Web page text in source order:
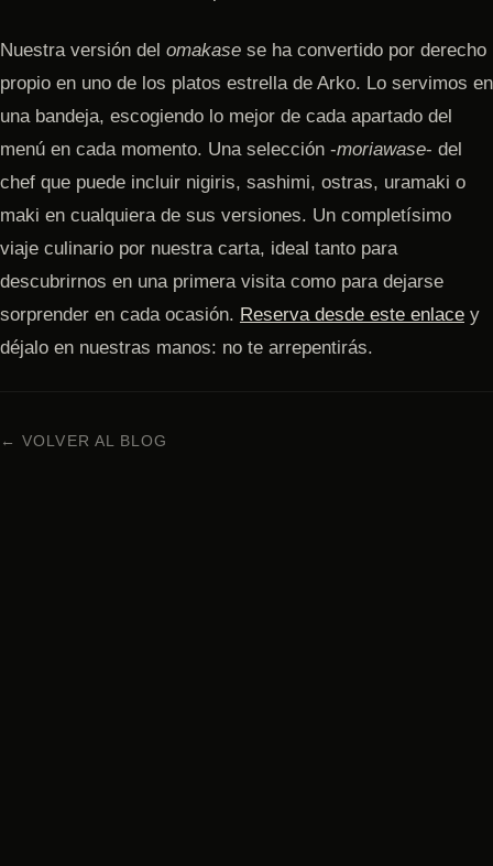
Nuestra versión del omakase se ha convertido por derecho
propio en uno de los platos estrella de Arko. Lo servimos en
una bandeja, escogiendo lo mejor de cada apartado del
menú en cada momento. Una selección -moriawase- del
chef que puede incluir nigiris, sashimi, ostras, uramaki o
maki en cualquiera de sus versiones. Un completísimo
viaje culinario por nuestra carta, ideal tanto para
descubrirnos en una primera visita como para dejarse
sorprender en cada ocasión. Reserva desde este enlace y
déjalo en nuestras manos: no te arrepentirás.
← VOLVER AL BLOG